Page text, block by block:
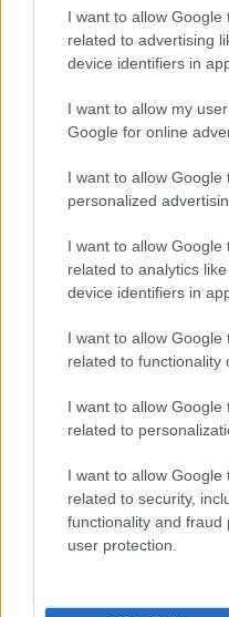
I want to allow Google
related to advertising
device identifiers in
I want to allow my
Google for online
I want to allow Google
personalized
I want to allow Google
related to analytics
device identifiers in
I want to allow Google
related to functionality
I want to allow Google
related to
I want to allow Google
related to security,
functionality and
user protection.
ESG Report 2025: Πώς η ΑΒ
βιωσιμότητα σε
Stoiximan: «Πού ήσουν;»
Νικ. Ι. Θεοχαράκης Α.Ε.
Προηγούμενο άρθρο